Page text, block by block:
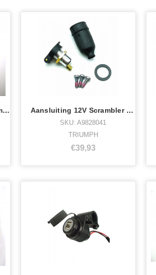
Aansluiting 12V kabelboom navigatie Carc Aansluiting 12V Scrambler 1200 voorkant
SKU: A9828041
TRIUMPH
€39,93